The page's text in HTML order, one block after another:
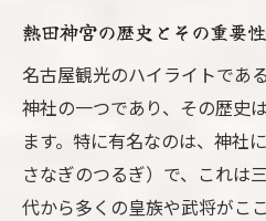
熱田神宮の歴史とその重要性
名古屋観光のハイライトであ
神社の一つであり、その歴史
ます。特に有名なのは、神社
さなぎのつるぎ）で、これは
代から多くの皇族や武将がこ